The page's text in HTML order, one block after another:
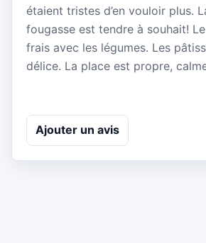
étaient tristes d’en vouloir plus.
fougasse est tendre à souhait!
frais avec les légumes. Les
délice. La place est propre,
Ajouter un avis